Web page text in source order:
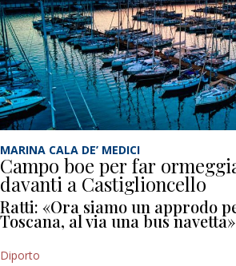
MARINA CALA DE’ MEDICI
Campo boe per far
davanti a Castiglioncello
Ratti: «Ora siamo un approdo
Toscana, al via una bus navetta»
Diporto